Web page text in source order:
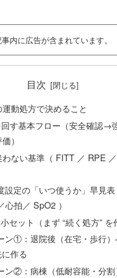
内に広告が含まれています。
目次
動処方で決めること
す基本フロー（安全確認→
）
ない基準（ FITT ／ RPE
設定の「いつ使うか」早見
心拍／ SpO2 ）
セット（まず “続く処方” を
ン①：退院後（在宅・歩行
作る
ン②：病棟（低耐容能・分